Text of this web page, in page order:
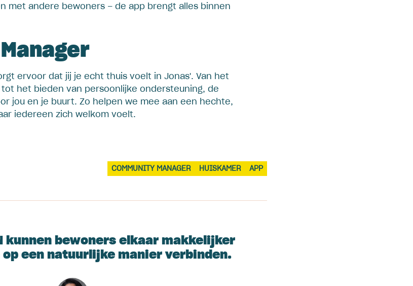
met andere bewoners – de app brengt alles binnen
ervoor dat jij je echt thuis voelt in Jonas'. Van het
het bieden van persoonlijke ondersteuning, de
jou en je buurt. Zo helpen we mee aan een hechte,
iedereen zich welkom voelt.
COMMUNITY MANAGER HUISKAMER APP
kunnen bewoners elkaar makkelijker
een natuurlijke manier verbinden.